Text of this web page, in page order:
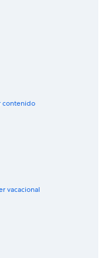
contenido
vacacional